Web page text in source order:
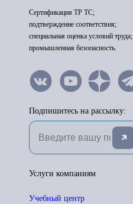
Сертификация ТР ТС;
подтверждение соответствия;
специальная оценка условий труда;
промышленная безопасность.
Подпишитесь на рассылку:
Услуги компаниям
Учебный центр